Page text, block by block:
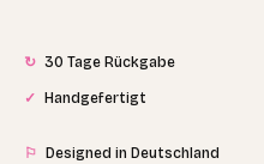
↻ 30 Tage Rückgabe
✓ Handgefertigt
⚐ Designed in Deutschland